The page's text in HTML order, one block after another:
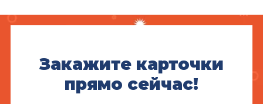
Закажите карточки
прямо сейчас!